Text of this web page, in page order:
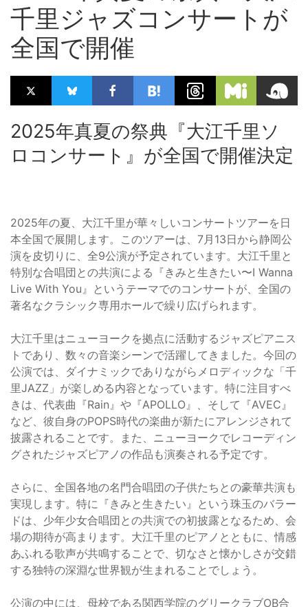
千里ジャズコンサートが
全国で開催
2025年真夏の祭典『大江千里ソ
ロコンサート』が全国で開催決定
2025年の夏、大江千里が華々しいコンサートツアーを日
本全国で展開します。このツアーは、7月13日から静岡公
演を皮切りに、全9公演が予定されています。大江千里と
特別な合唱団との共演による『きみと生きたい〜I Wanna
Live With You』というテーマでのコンサートが、全国の
著名なクラシック専用ホールで繰り広げられます。
大江千里はニューヨークを拠点に活動するジャズピアニス
トであり、数々の音楽シーンで活躍してきました。今回の
公演では、ダイナミックでありながらメロディックな「千
里JAZZ」が楽しめる内容となっています。特に注目すべ
きは、代表曲『Rain』や『APOLLO』、そして『AVEC』
など、彼自身のPOPS時代の楽曲が新たにアレンジされて
披露されることです。また、ニューヨークでレコーディン
グされたジャズピアノの作品も演奏される予定です。
さらに、全国各地の名門合唱団の子供たちとの豪華共演も
実現します。特に『きみと生きたい』という珠玉のバラー
ドは、少年少女合唱団との共演での初披露となるため、会
場の期待が高まります。大江千里のピアノとともに、情感
あふれる歌声が共鳴することで、切なさと懐かしさが交錯
する独特の深淵な世界観が生まれることでしょう。
公演の中には、母校である関西学院のグリークラブOB合